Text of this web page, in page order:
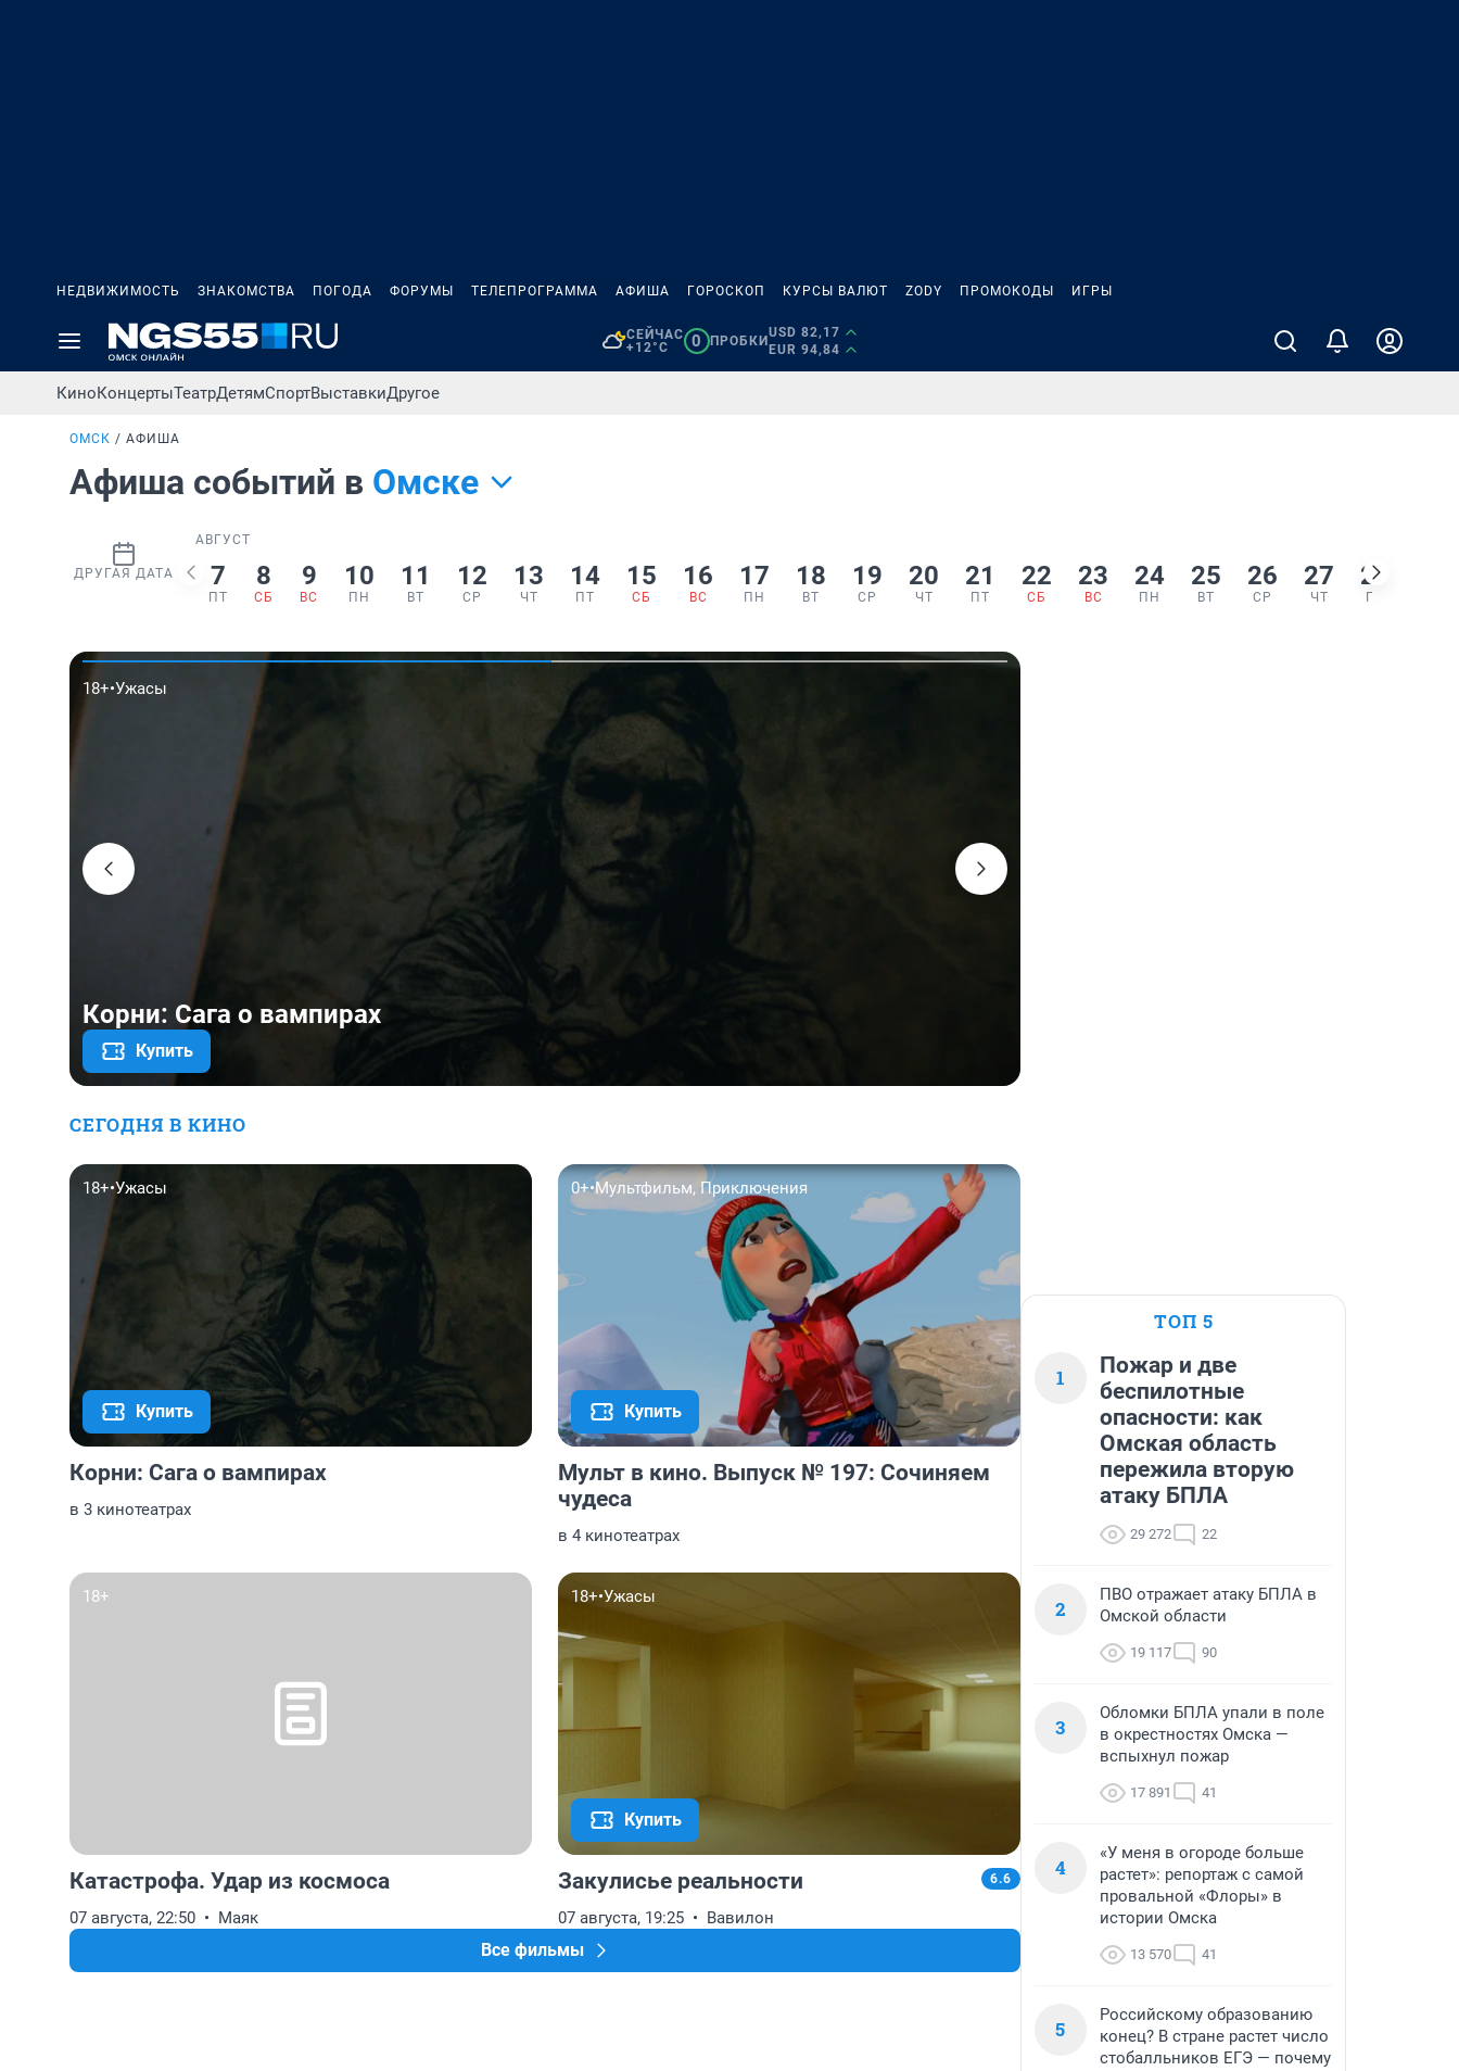
НЕДВИЖИМОСТЬ ЗНАКОМСТВА ПОГОДА ФОРУМЫ ТЕЛЕПРОГРАММА АФИША ГОРОСКОП КУРСЫ ВАЛЮТ ZODY ПРОМОКОДЫ ИГРЫ
СЕЙЧАС
+12°C
0 ПРОБКИ
USD 82,17
EUR 94,84
КиноКонцертыТеатрДетямСпортВыставкиДругое
ОМСК АФИША
Афиша событий в Омске
ДРУГАЯ ДАТА
АВГУСТ
7
ПТ
8
СБ
9
ВС
10
ПН
11
ВТ
12
СР
13
ЧТ
14
ПТ
15
СБ
16
ВС
17
ПН
18
ВТ
19
СР
20
ЧТ
21
ПТ
22
СБ
23
ВС
24
ПН
25
ВТ
26
СР
27
ЧТ
28
ПТ
Корни: Сага о вампирах
Купить
18+•Ужасы
СЕГОДНЯ В КИНО
18+•Ужасы
Купить
Корни: Сага о вампирах
в 3 кинотеатрах
0+•Мультфильм, Приключения
Купить
Мульт в кино. Выпуск № 197: Сочиняем
чудеса
в 4 кинотеатрах
18+
Катастрофа. Удар из космоса
07 августа, 22:50 Маяк
18+•Ужасы
Купить
Закулисье реальности 6.6
07 августа, 19:25 Вавилон
Все фильмы
ТОП 5
1
Пожар и две
беспилотные
опасности: как
Омская область
пережила вторую
атаку БПЛА
29 272 22
2
ПВО отражает атаку БПЛА в
Омской области
19 117 90
3
Обломки БПЛА упали в поле
в окрестностях Омска —
вспыхнул пожар
17 891 41
4
«У меня в огороде больше
растет»: репортаж с самой
провальной «Флоры» в
истории Омска
13 570 41
5
Российскому образованию
конец? В стране растет число
стобалльников ЕГЭ — почему